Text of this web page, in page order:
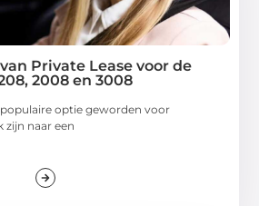
Private Lease voor de
2008 en 3008
populaire optie geworden voor
zijn naar een